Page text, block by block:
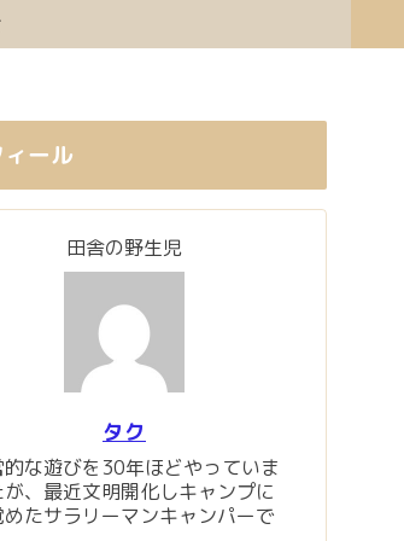
ール
田舎の野生児
タク
的な遊びを30年ほどやっていま
が、最近文明開化しキャンプに
めたサラリーマンキャンパーで